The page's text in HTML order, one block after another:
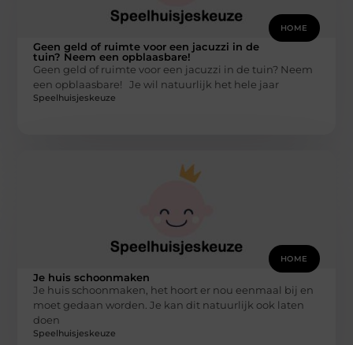
HOME
Geen geld of ruimte voor een jacuzzi in de
tuin? Neem een opblaasbare!
Geen geld of ruimte voor een jacuzzi in de tuin? Neem
een opblaasbare! Je wil natuurlijk het hele jaar
Speelhuisjeskeuze
HOME
Je huis schoonmaken
Je huis schoonmaken, het hoort er nou eenmaal bij en
moet gedaan worden. Je kan dit natuurlijk ook laten
doen
Speelhuisjeskeuze